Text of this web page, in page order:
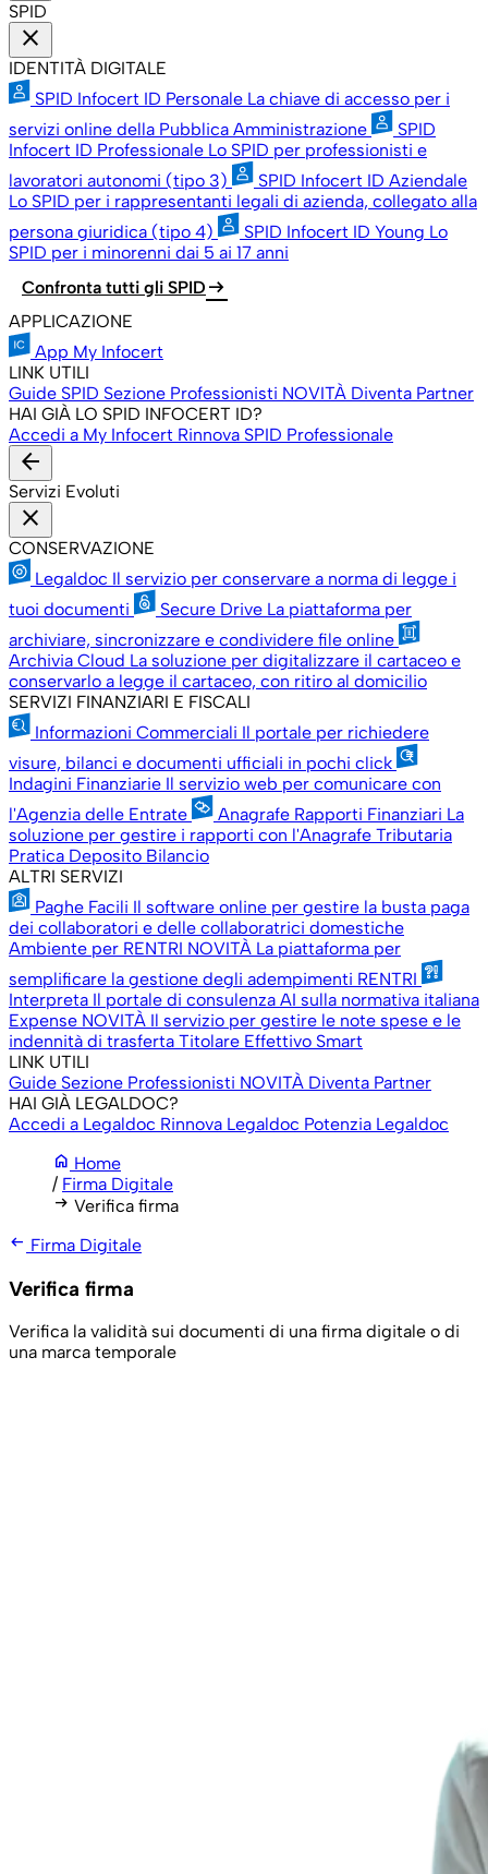
SPID
close
IDENTITÀ DIGITALE
SPID Infocert ID Personale La chiave di accesso per i
servizi online della Pubblica Amministrazione
SPID
Infocert ID Professionale Lo SPID per professionisti e
lavoratori autonomi (tipo 3)
SPID Infocert ID Aziendale
Lo SPID per i rappresentanti legali di azienda, collegato alla
persona giuridica (tipo 4)
SPID Infocert ID Young Lo
SPID per i minorenni dai 5 ai 17 anni
Confronta tutti gli SPID arrow_right_alt
APPLICAZIONE
App My Infocert
LINK UTILI
Guide SPID Sezione Professionisti NOVITÀ Diventa Partner
HAI GIÀ LO SPID INFOCERT ID?
Accedi a My Infocert Rinnova SPID Professionale
arrow_back
Servizi Evoluti
close
CONSERVAZIONE
Legaldoc Il servizio per conservare a norma di legge i
tuoi documenti
Secure Drive La piattaforma per
archiviare, sincronizzare e condividere file online
Archivia Cloud La soluzione per digitalizzare il cartaceo e
conservarlo a legge il cartaceo, con ritiro al domicilio
SERVIZI FINANZIARI E FISCALI
Informazioni Commerciali Il portale per richiedere
visure, bilanci e documenti ufficiali in pochi click
Indagini Finanziarie Il servizio web per comunicare con
l'Agenzia delle Entrate
Anagrafe Rapporti Finanziari La
soluzione per gestire i rapporti con l'Anagrafe Tributaria
Pratica Deposito Bilancio
ALTRI SERVIZI
Paghe Facili Il software online per gestire la busta paga
dei collaboratori e delle collaboratrici domestiche
Ambiente per RENTRI NOVITÀ La piattaforma per
semplificare la gestione degli adempimenti RENTRI
Interpreta Il portale di consulenza AI sulla normativa italiana
Expense NOVITÀ Il servizio per gestire le note spese e le
indennità di trasferta Titolare Effettivo Smart
LINK UTILI
Guide Sezione Professionisti NOVITÀ Diventa Partner
HAI GIÀ LEGALDOC?
Accedi a Legaldoc Rinnova Legaldoc Potenzia Legaldoc
home Home
/ Firma Digitale
arrow_right_alt Verifica firma
arrow_left_alt Firma Digitale
Verifica firma
Verifica la validità sui documenti di una firma digitale o di
una marca temporale